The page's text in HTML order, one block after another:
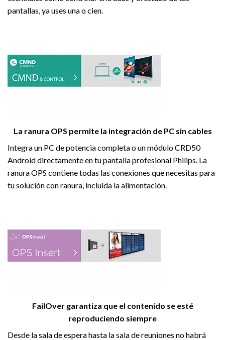
pantallas, ya uses una o cien.
La ranura OPS permite la integración de PC sin cables
Integra un PC de potencia completa o un módulo CRD50
Android directamente en tu pantalla profesional Philips. La
ranura OPS contiene todas las conexiones que necesitas para
tu solución con ranura, incluida la alimentación.
FailOver garantiza que el contenido se esté
reproduciendo siempre
Desde la sala de espera hasta la sala de reuniones no habrá